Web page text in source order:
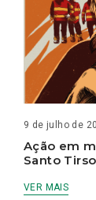
9 de julho de
Ação em
Santo Tirso
VER MAIS